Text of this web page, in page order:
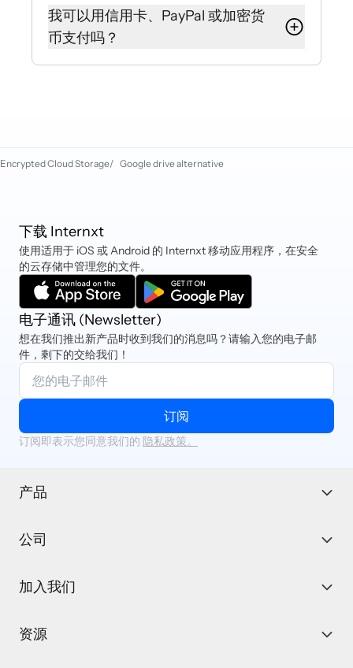
间，可以从您的 Internxt 账户设置中
升级您的套餐。或者使用您当前的
Internxt 账户在 internxt.com/pricing
购买新套餐，您的存储空间将自动叠
我可以用信用卡、PayPal 或加密货
币支付吗？
Encrypted Cloud Storage/ Google drive alternative
下载 Internxt
使用适用于 iOS 或 Android 的 Internxt 移动应用程序，在安全
的云存储中管理您的文件。
电子通讯 (Newsletter)
想在我们推出新产品时收到我们的消息吗？请输入您的电子邮
件，剩下的交给我们！
订阅
订阅即表示您同意我们的 隐私政策。
产品
公司
加入我们
资源